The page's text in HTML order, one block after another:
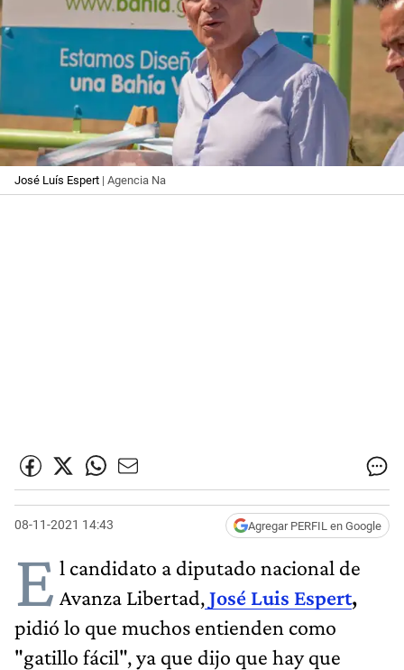
José Luís Espert | Agencia Na
08-11-2021 14:43 Agregar PERFIL en Google
E l candidato a diputado nacional de
Avanza Libertad,José Luis Espert,
pidió lo que muchos entienden como
"gatillo fácil", ya que dijo que hay que